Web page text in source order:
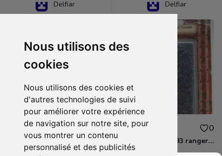
Nous utilisons des
cookies
Nous utilisons des cookies et
d'autres technologies de suivi
pour améliorer votre expérience
de navigation sur notre site, pour
vous montrer un contenu
personnalisé et des publicités
Delfiar
15.00€ 0
D&D - 88286 paladin human male Miniature - Donjons Dragons
Delfiar
12.00€ 0
D&D - WOC 40093 ranger human female Miniature - Donjons Dragons